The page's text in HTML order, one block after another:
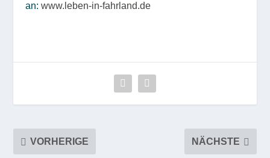
an:www.leben-in-fahrland.de
VORHERIGE NÄCHSTE